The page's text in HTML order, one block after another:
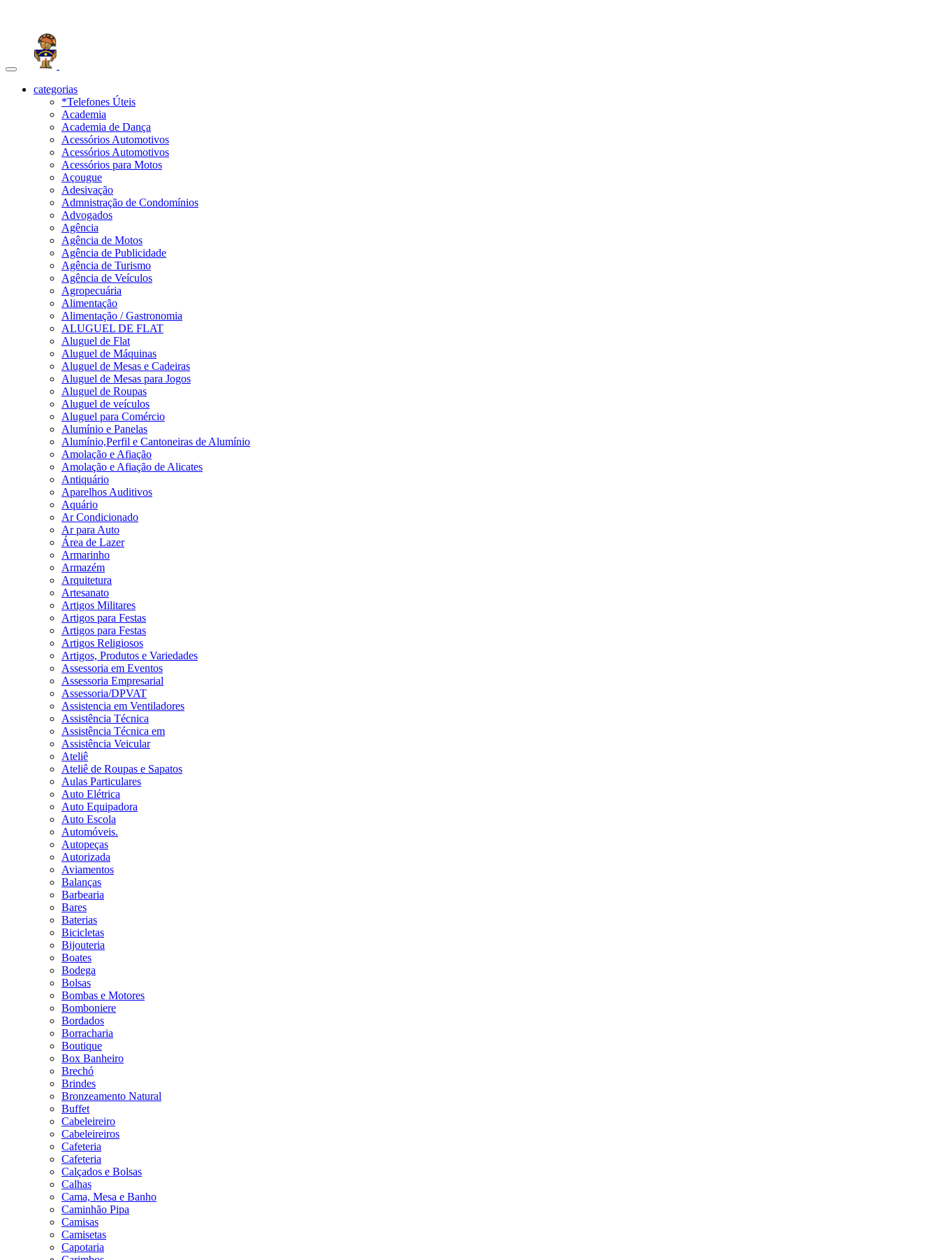
Toggle
navigationcategorias
*Telefones Úteis
Academia
Academia de Dança
Acessórios Automotivos
Acessórios Automotivos
Acessórios para Motos
Açougue
Adesivação
Admnistração de Condomínios
Advogados
Agência
Agência de Motos
Agência de Publicidade
Agência de Turismo
Agência de Veículos
Agropecuária
Alimentação
Alimentação / Gastronomia
ALUGUEL DE FLAT
Aluguel de Flat
Aluguel de Máquinas
Aluguel de Mesas e Cadeiras
Aluguel de Mesas para Jogos
Aluguel de Roupas
Aluguel de veículos
Aluguel para Comércio
Alumínio e Panelas
Alumínio,Perfil e Cantoneiras de Alumínio
Amolação e Afiação
Amolação e Afiação de Alicates
Antiquário
Aparelhos Auditivos
Aquário
Ar Condicionado
Ar para Auto
Área de Lazer
Armarinho
Armazém
Arquitetura
Artesanato
Artigos Militares
Artigos para Festas
Artigos para Festas
Artigos Religiosos
Artigos, Produtos e Variedades
Assessoria em Eventos
Assessoria Empresarial
Assessoria/DPVAT
Assistencia em Ventiladores
Assistência Técnica
Assistência Técnica em
Assistência Veicular
Ateliê
Ateliê de Roupas e Sapatos
Aulas Particulares
Auto Elétrica
Auto Equipadora
Auto Escola
Automóveis.
Autopeças
Autorizada
Aviamentos
Balanças
Barbearia
Bares
Baterias
Bicicletas
Bijouteria
Boates
Bodega
Bolsas
Bombas e Motores
Bomboniere
Bordados
Borracharia
Boutique
Box Banheiro
Brechó
Brindes
Bronzeamento Natural
Buffet
Cabeleireiro
Cabeleireiros
Cafeteria
Cafeteria
Calçados e Bolsas
Calhas
Cama, Mesa e Banho
Caminhão Pipa
Camisas
Camisetas
Capotaria